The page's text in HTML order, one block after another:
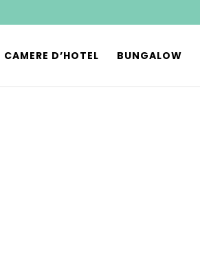
CAMERE D’HOTEL BUNGALOW